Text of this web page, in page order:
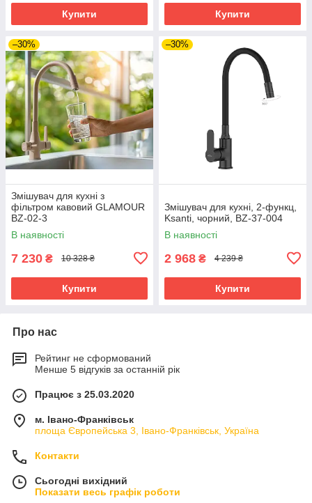
Купити Купити
–30%
Змішувач для кухні з
фільтром кавовий GLAMOUR
BZ-02-3
В наявності
7 230 ₴ 10 328 ₴
Купити
–30%
Змішувач для кухні, 2-функц,
Ksanti, чорний, BZ-37-004
В наявності
2 968 ₴ 4 239 ₴
Купити
Про нас
Рейтинг не сформований
Менше 5 відгуків за останній рік
Працює з 25.03.2020
м. Івано-Франківськ
площа Європейська 3, Івано-Франківськ, Україна
Контакти
Сьогодні вихідний
Показати весь графік роботи